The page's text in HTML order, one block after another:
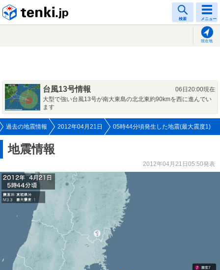
検索 メニュー
現在地
台風13号情報
06日20:00現在
大型で強い台風13号が南大東島の北北東約90kmを西に進んでい
ます
過去の地震情報 2012年04月21日 05時44分頃発生した地震(最大震度1)
地震情報
2012年04月21日05:50発表